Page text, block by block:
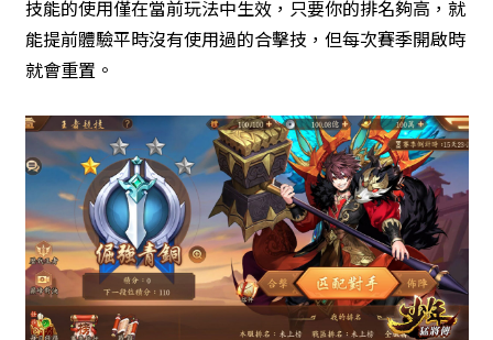
技能的使用僅在當前玩法中生效，只要你的排名夠高，就
能提前體驗平時沒有使用過的合擊技，但每次賽季開啟時
就會重置。